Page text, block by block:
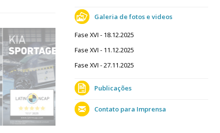
Galeria de fotos e videos
Fase XVI - 18.12.2025
Fase XVI - 11.12.2025
Fase XVI - 27.11.2025
Publicações
Contato para Imprensa